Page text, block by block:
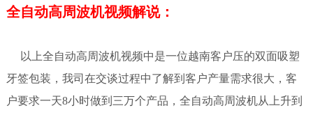
全自动高周波机视频解说：
以上全自动高周波机视频中是一位越南客户压的双面吸塑
牙签包装，我司在交谈过程中了解到客户产量需求很大，客
户要求一天8小时做到三万个产品，全自动高周波机从上升到